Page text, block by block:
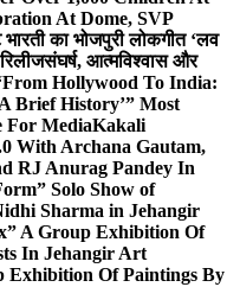
At Dome, SVP
भारती का भोजपुरी लोकगीत ‘लव
संघर्ष, आत्मविश्वास और
Hollywood To India:
Brief History’” Most
For MediaKakali
With Archana Gautam,
RJ Anurag Pandey In
Solo Show of
Sharma in Jehangir
A Group Exhibition Of
In Jehangir Art
Exhibition Of Paintings By